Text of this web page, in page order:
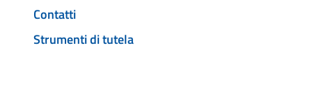
Contatti
Strumenti di tutela